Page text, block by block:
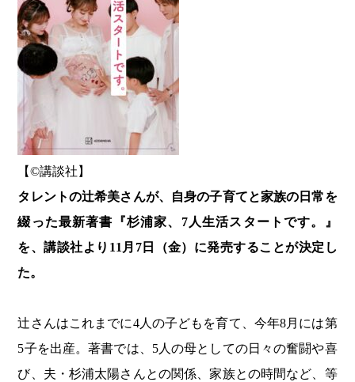
【©️講談社】
タレントの辻希美さんが、自身の子育てと家族の日常を
綴った最新著書『杉浦家、7人生活スタートです。』
を、講談社より11月7日（金）に発売することが決定し
た。
辻さんはこれまでに4人の子どもを育て、今年8月には第
5子を出産。著書では、5人の母としての日々の奮闘や喜
び、夫・杉浦太陽さんとの関係、家族との時間など、等